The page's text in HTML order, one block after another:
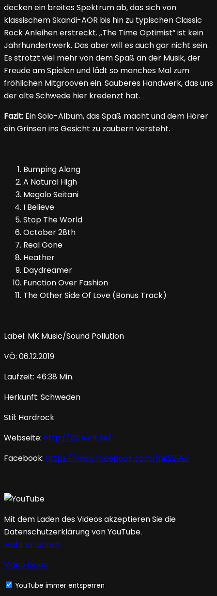
decken ein breites Spektrum ab, das sich von
klassischem Skandi-AOR bis hin zu typischen Classic
Rock Anleihen erstreckt. „The Time Optimist“ ist kein
Jahrhundertwerk. Das aber will es auch gar nicht sein.
Es strotzt viel mehr von dem Spaß an der Musik, der
Freude am Spielen und lädt so manches Mal zum
fröhlichen Mitgrooven ein. Sauberes Handwerk, das uns
der alte Schwede hier kredenzt hat.
Fazit: Ein Solo-Album, das Spaß macht und dem Hörer
ein Grinsen ins Gesicht zu zaubern versteht.
Bumping Along
A Natural High
Megalo Seitani
I Believe
Stop The World
October 28th
Real Gone
Heather
Daydreamer
Function Over Fashion
The Other Side Of Love (Bonus Track)
Label: MK Music/Sound Pollution
VÖ: 06.12.2019
Laufzeit: 46:38 Min.
Herkunft: Schweden
Stil: Hardrock
Webseite: http://220volt.se/
Facebook: https://www.facebook.com/mk220v/
Mit dem Laden des Videos akzeptieren Sie die
Datenschutzerklärung von YouTube.
Mehr erfahren
Video laden
YouTube immer entsperren